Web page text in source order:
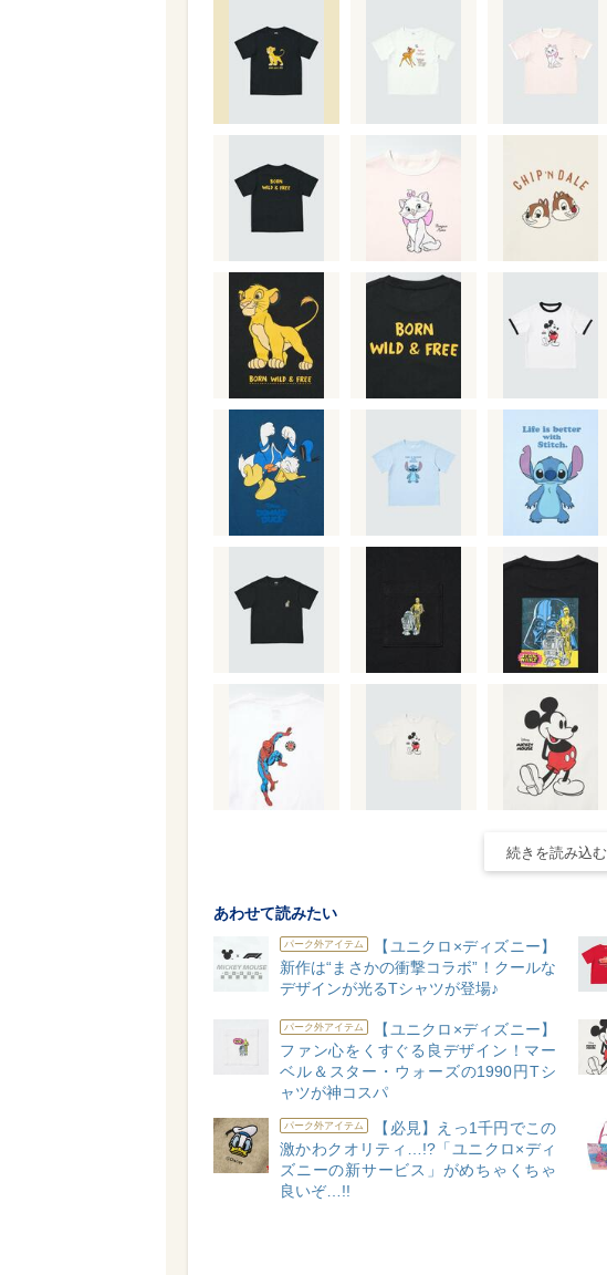
続きを読み込む
あわせて読みたい
パーク外アイテム
【ユニクロ×ディズニー】
新作は“まさかの衝撃コラボ”！クールな
デザインが光るTシャツが登場♪
パーク外アイテム
【ユニクロ×ディズニー】
ファン心をくすぐる良デザイン！マー
ベル＆スター・ウォーズの1990円Tシ
ャツが神コスパ
パーク外アイテム
【必見】えっ1千円でこの
激かわクオリティ…!?「ユニクロ×ディ
ズニーの新サービス」がめちゃくちゃ
良いぞ…!!